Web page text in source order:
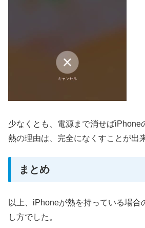
少なくとも、電源まで消せばiPhone
熱の理由は、完全になくすことが出
まとめ
以上、iPhoneが熱を持っている場合
し方でした。